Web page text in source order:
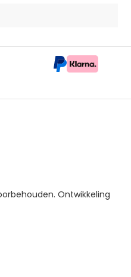
Ontwikkeling